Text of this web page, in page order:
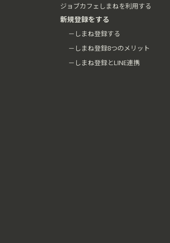
ジョブカフェしまねを利用する
新規登録をする
－しまね登録する
－しまね登録8つのメリット
－しまね登録とLINE連携